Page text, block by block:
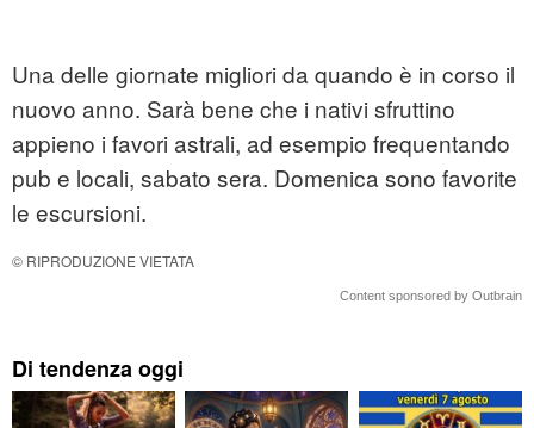
Una delle giornate migliori da quando è in corso il
nuovo anno. Sarà bene che i nativi sfruttino
appieno i favori astrali, ad esempio frequentando
pub e locali, sabato sera. Domenica sono favorite
le escursioni.
© RIPRODUZIONE VIETATA
Content sponsored by Outbrain
Di tendenza oggi